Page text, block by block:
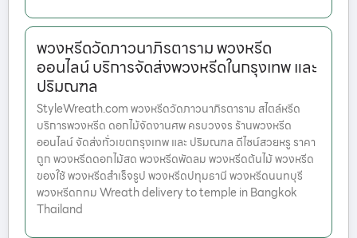
พวงหรีดวัดภาวนาภิรตาราม พวงหรีด
ออนไลน์ บริการจัดส่งพวงหรีดในกรุงเทพ และ
ปริมณฑล
StyleWreath.com พวงหรีดวัดภาวนาภิรตาราม สไตล์หรีด
บริการพวงหรีด ดอกไม้จัดงานศพ ครบวงจร ร้านพวงหรีด
ออนไลน์ จัดส่งทั่วเขตกรุงเทพ และ ปริมณฑล ดีไซน์สวยหรู ราคา
ถูก พวงหรีดดอกไม้สด พวงหรีดพัดลม พวงหรีดต้นไม้ พวงหรีด
ของใช้ พวงหรีดสำเร็จรูป พวงหรีดปทุมธานี พวงหรีดนนทบุรี
พวงหรีดกทม Wreath delivery to temple in Bangkok
Thailand